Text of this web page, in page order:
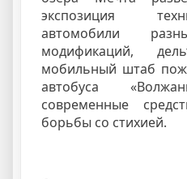
экспозиция
автомобили
модификаций,
мобильный штаб
автобуса
современные
борьбы со стихией.